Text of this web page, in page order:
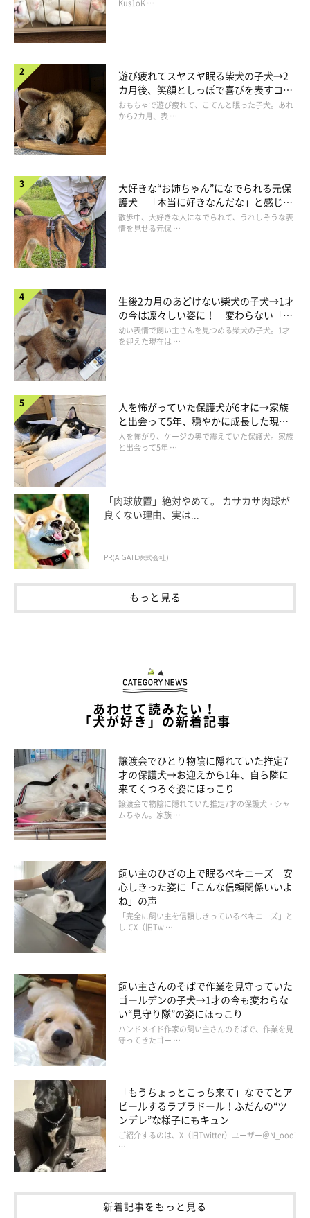
ママの顔をチラッ！
＠miruki_hahaue
その後は一生懸命我慢していたイヴちゃんの粘り勝ち。自分の分
はしっかり完食していたイヴちゃんには、ほんの少しだけ分けて
あげたそうです。
イヴちゃんの性格や普段の様子は？
珍しいというテディくんとの2ショット
＠miruki_hahaue
飼い主さん：
「イヴはパパとおやつが大好きで、朝起きると、すぐにパパにお
やつを催促します。おやつがもらえなくなると、今度は小出しに
おやつ大好き、食べること大好きなイヴちゃんは、家族でのお出
かけも大好き。普段のお散歩嫌いを感じさせないほど、張り切っ
て歩いてくれるのだとか。急な階段も坂道もへっちゃら、スイス
イのぼっていくそうです。
飼い主さん：
「パピーの頃から一切おもちゃで遊ばないコですが、テディにち
ょっかいを出すのは楽しいようです。そんなときテディは迷惑な
のか、一緒にいないようにしているかも……（汗）
もしろくてかわいくて、毎日楽しませてもらっています」
長！
Kus1oK …
遊び疲れてスヤスヤ眠る柴犬の子犬→2
カ月後、笑顔としっぽで喜びを表すコに
成長！
おもちゃで遊び疲れて、こてんと眠った子犬。あれ
から2カ月、表 …
大好きな“お姉ちゃん”になでられる元保
護犬 「本当に好きなんだな」と感じる
表情にほっこり
散歩中、大好きな人になでられて、うれしそうな表
情を見せる元保 …
生後2カ月のあどけない柴犬の子犬→1才
の今は凛々しい姿に！ 変わらない「く
りくりおめめ」にもほっこり
幼い表情で飼い主さんを見つめる柴犬の子犬。1才
を迎えた現在は …
人を怖がっていた保護犬が6才に→家族
と出会って5年、穏やかに成長した現在
の姿にグッとくる
人を怖がり、ケージの奥で震えていた保護犬。家族
と出会って5年 …
「肉球放置」絶対やめて。 カサカサ肉球が
良くない理由、実は...
PR(AIGATE株式会社)
もっと見る
あわせて読みたい！
「犬が好き」の新着記事
譲渡会でひとり物陰に隠れていた推定7
才の保護犬→お迎えから1年、自ら隣に
来てくつろぐ姿にほっこり
譲渡会で物陰に隠れていた推定7才の保護犬・シャ
ムちゃん。家族 …
飼い主のひざの上で眠るペキニーズ 安
心しきった姿に「こんな信頼関係いいよ
ね」の声
「完全に飼い主を信頼しきっているペキニーズ」と
してX（旧Tw …
飼い主さんのそばで作業を見守っていた
ゴールデンの子犬→1才の今も変わらな
い“見守り隊”の姿にほっこり
ハンドメイド作家の飼い主さんのそばで、作業を見
守ってきたゴー …
「もうちょっとこっち来て」なでてとア
ピールするラブラドール！ふだんの“ツ
ンデレ”な様子にもキュン
ご紹介するのは、X（旧Twitter）ユーザー＠N_oooi
…
新着記事をもっと見る